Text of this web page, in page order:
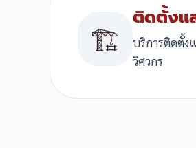
🏗️
ติดตั้งแ
บริการติดตั้ง
วิศวกร